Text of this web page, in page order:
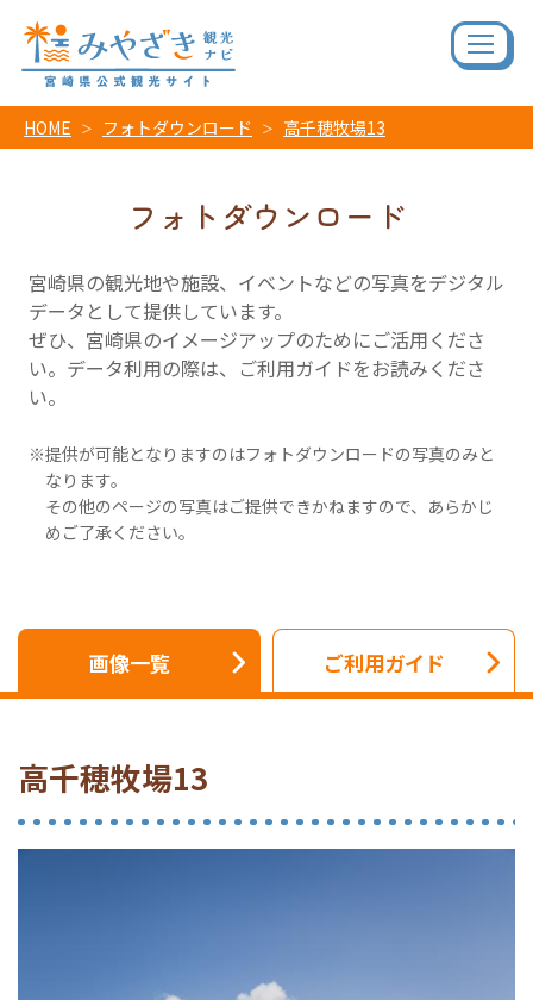
HOME フォトダウンロード 高千穂牧場13
フォトダウンロード
宮崎県の観光地や施設、イベントなどの写真をデジタル
データとして提供しています。
ぜひ、宮崎県のイメージアップのためにご活用くださ
い。データ利用の際は、ご利用ガイドをお読みくださ
い。
提供が可能となりますのはフォトダウンロードの写真のみと
なります。
その他のページの写真はご提供できかねますので、あらかじ
めご了承ください。
画像一覧 ご利用ガイド
高千穂牧場13